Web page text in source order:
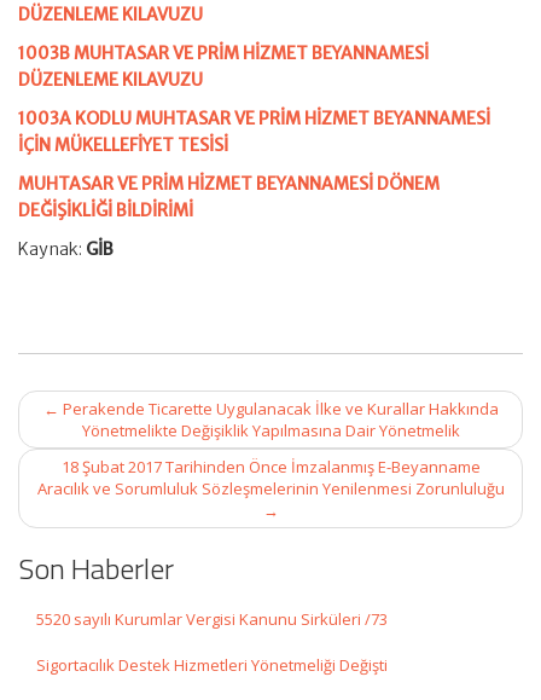
DÜZENLEME KILAVUZU
1003B MUHTASAR VE PRİM HİZMET BEYANNAMESİ
DÜZENLEME KILAVUZU
1003A KODLU MUHTASAR VE PRİM HİZMET BEYANNAMESİ
İÇİN MÜKELLEFİYET TESİSİ
MUHTASAR VE PRİM HİZMET BEYANNAMESİ DÖNEM
DEĞİŞİKLİĞİ BİLDİRİMİ
Kaynak: GİB
Post
navigation
← Perakende Ticarette Uygulanacak İlke ve Kurallar Hakkında
Yönetmelikte Değişiklik Yapılmasına Dair Yönetmelik
18 Şubat 2017 Tarihinden Önce İmzalanmış E-Beyanname
Aracılık ve Sorumluluk Sözleşmelerinin Yenilenmesi Zorunluluğu
→
Son Haberler
5520 sayılı Kurumlar Vergisi Kanunu Sirküleri /73
Sigortacılık Destek Hizmetleri Yönetmeliği Değişti